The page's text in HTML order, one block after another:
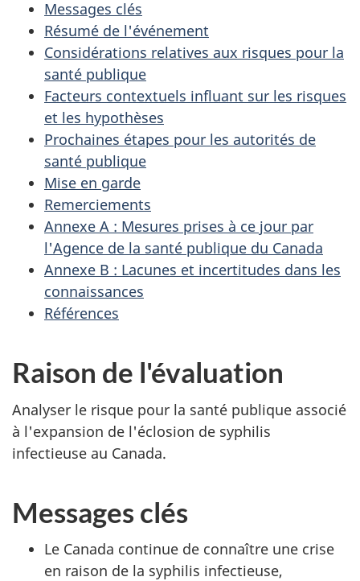
Messages clés
Résumé de l'événement
Considérations relatives aux risques pour la
santé publique
Facteurs contextuels influant sur les risques
et les hypothèses
Prochaines étapes pour les autorités de
santé publique
Mise en garde
Remerciements
Annexe A : Mesures prises à ce jour par
l'Agence de la santé publique du Canada
Annexe B : Lacunes et incertitudes dans les
connaissances
Références
Raison de l'évaluation
Analyser le risque pour la santé publique associé
à l'expansion de l'éclosion de syphilis
infectieuse au Canada.
Messages clés
Le Canada continue de connaître une crise
en raison de la syphilis infectieuse,